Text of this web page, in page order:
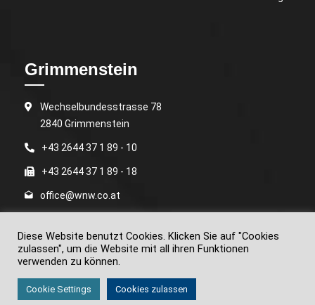
Grimmenstein
Wechselbundesstrasse 78
2840 Grimmenstein
+43 2644 37 1 89 - 10
+43 2644 37 1 89 - 18
office@wnw.co.at
08:00 bis 12:00 Uhr
13:00 bis 16:30 Uhr
Termine außerhalb der Bürozeiten nach Vereinbarung.
Diese Website benutzt Cookies. Klicken Sie auf "Cookies
zulassen", um die Website mit all ihren Funktionen
verwenden zu können.
Cookie Settings Cookies zulassen